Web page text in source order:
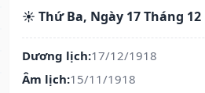
☀️ Thứ Ba, Ngày 17 Tháng 12
Dương lịch:17/12/1918
Âm lịch:15/11/1918